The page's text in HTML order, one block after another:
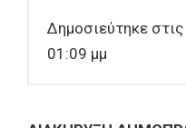
Δημοσιεύτηκε
01:09 μμ